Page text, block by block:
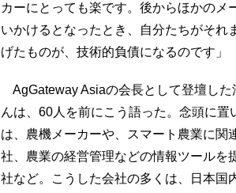
カーにとっても楽です。後からほかのメ
いかけるとなったとき、自分たちがそれ
げたものが、技術的負債になるのです」
AgGateway Asiaの会長として登壇した
んは、60人を前にこう語った。念頭に置
は、農機メーカーや、スマート農業に関
社、農業の経営管理などの情報ツールを
社など。こうした会社の多くは、日本国